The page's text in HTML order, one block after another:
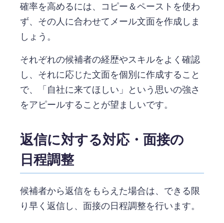
確率を高めるには、コピー＆ペーストを使わ
ず、その人に合わせてメール文面を作成しま
しょう。
それぞれの候補者の経歴やスキルをよく確認
し、それに応じた文面を個別に作成すること
で、「自社に来てほしい」という思いの強さ
をアピールすることが望ましいです。
返信に対する対応・面接の
日程調整
候補者から返信をもらえた場合は、できる限
り早く返信し、面接の日程調整を行います。